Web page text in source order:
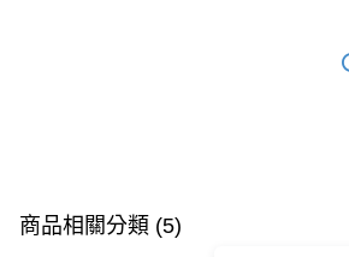
商品相關分類 (5)